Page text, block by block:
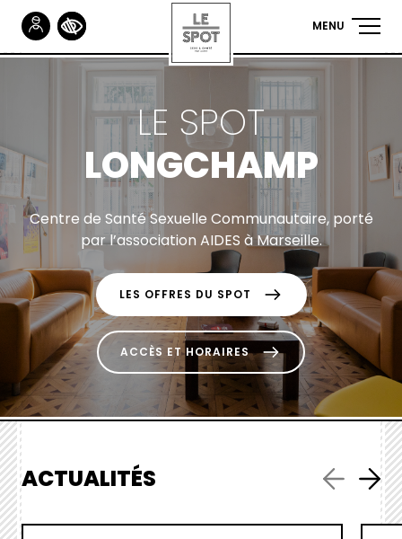
Aller
MENU
LE SPOT
LONGCHAMP
Centre de Santé Sexuelle Communautaire, porté
par l’association AIDES à Marseille.
LES OFFRES DU SPOT
ACCÈS ET HORAIRES
ACTUALITÉS
Gestionnaire de Cookies